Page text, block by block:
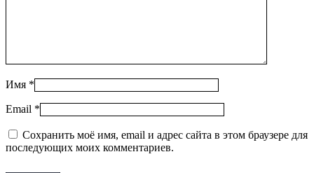
Имя *
Email *
Сохранить моё имя, email и адрес сайта в этом браузере для
последующих моих комментариев.